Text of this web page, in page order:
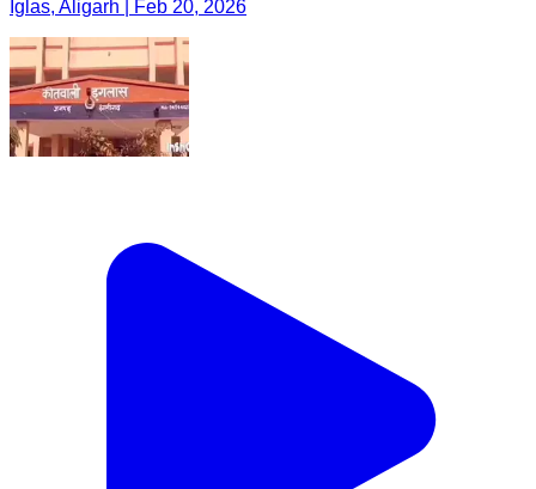
Iglas, Aligarh | Feb 20, 2026